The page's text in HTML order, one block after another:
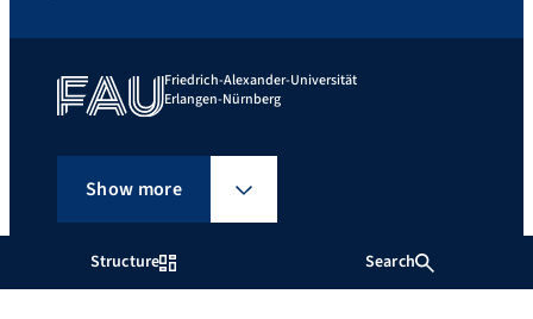
Structure Search
Friedrich-Alexander-Universität
Erlangen-Nürnberg
Show more